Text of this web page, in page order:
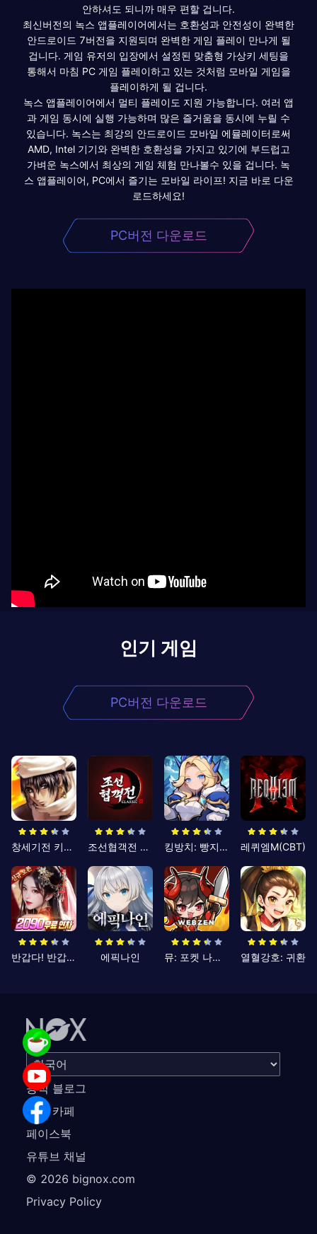
안하셔도 되니까 매우 편할 겁니다.
최신버전의 녹스 앱플레이어에서는 호환성과 안전성이 완벽한
안드로이드 7버전을 지원되며 완벽한 게임 플레이 만나게 될
겁니다. 게임 유저의 입장에서 설정된 맞춤형 가상키 세팅을
통해서 마침 PC 게임 플레이하고 있는 것처럼 모바일 게임을
플레이하게 될 겁니다.
녹스 앱플레이어에서 멀티 플레이도 지원 가능합니다. 여러 앱
과 게임 동시에 실행 가능하며 많은 즐거움을 동시에 누릴 수
있습니다. 녹스는 최강의 안드로이드 모바일 에뮬레이터로써
AMD, Intel 기기와 완벽한 호환성을 가지고 있기에 부드럽고
가벼운 녹스에서 최상의 게임 체험 만나볼수 있을 겁니다. 녹
스 앱플레이어, PC에서 즐기는 모바일 라이프! 지금 바로 다운
로드하세요!
PC버전 다운로드
인기 게임
PC버전 다운로드
창세기전 키우기 조선협객전 클래식 킹방치: 빵지의 제왕 레퀴엠M(CBT)
반갑다! 반갑삼국지 에픽나인 뮤: 포켓 나이츠 열혈강호: 귀환
공식 블로그
공식 카페
페이스북
유튜브 채널
© 2026 bignox.com
Privacy Policy